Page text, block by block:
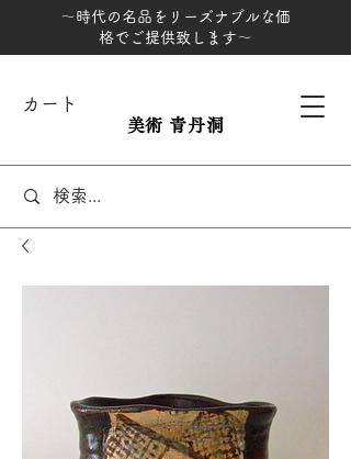
～時代の名品をリーズナブルな価
格でご提供致します～
カート
美術 青丹洞